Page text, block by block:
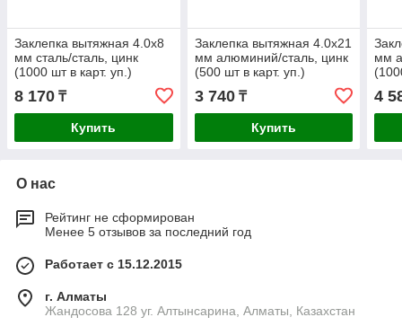
Заклепка вытяжная 4.0х8
мм сталь/сталь, цинк
(1000 шт в карт. уп.)
STARFIX
8 170 ₸
Купить
Заклепка вытяжная 4.0х21
мм алюминий/сталь, цинк
(500 шт в карт. уп.)
STARFIX
3 740₸
Купить
мм
4
О нас
Рейтинг не сформирован
Менее 5 отзывов за последний год
Работает с 15.12.2015
г. Алматы
Жандосова 128 уг. Алтынсарина, Алматы, Казахстан